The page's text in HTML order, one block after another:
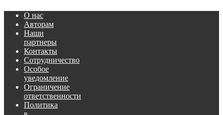
О нас
Авторам
Наши
партнеры
Контакты
Сотрудничество
Особое
уведомление
Ограничение
ответственности
Политика